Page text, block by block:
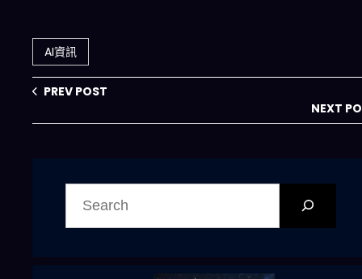
KYC 串進自動化工
作流（2026 實戰
剖析）
AI資訊
PREV POST
NEXT